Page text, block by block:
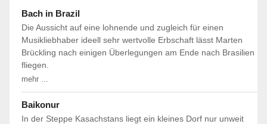
Bach in Brazil
Die Aussicht auf eine lohnende und zugleich für einen
Musikliebhaber ideell sehr wertvolle Erbschaft lässt Marten
Brückling nach einigen Überlegungen am Ende nach Brasilien
fliegen.
mehr ...
Baikonur
In der Steppe Kasachstans liegt ein kleines Dorf nur unweit